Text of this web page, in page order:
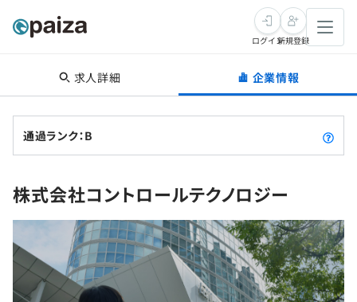
転職・キャリア
転職成功ガイド
転職エージェント
インタビュー
転職成功ガイド
新卒就活
求人検索
インターン
学習
問題集
スキルチェック
プログラミング言語
ゲーム・マンガ
ログイン新規登録
求人詳細 企業情報
通過ランク：B
株式会社コントロールテクノロジー